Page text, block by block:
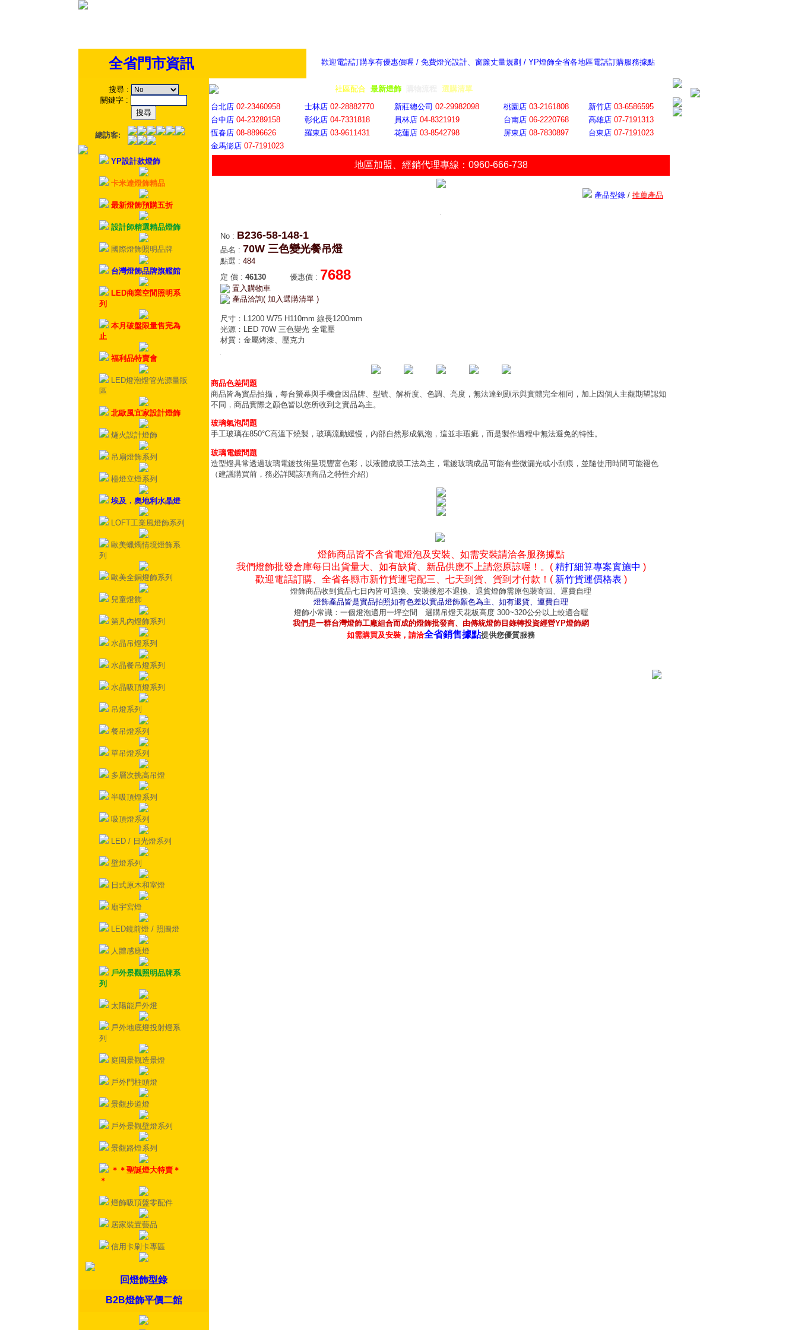
歡迎電話訂購享有優惠價喔 / 免費燈光設計、窗簾丈量規劃 / YP燈飾全省各地區電話訂購服務據點
全省門市資訊
搜尋 :
關鍵字 :
總訪客:
YP設計款燈飾
卡米達燈飾精品
最新燈飾預購五折
設計師精選精品燈飾
國際燈飾照明品牌
台灣燈飾品牌旗艦館
LED商業空間照明系
列
本月破盤限量售完為
止
福利品特賣會
LED燈泡燈管光源量販
區
北歐風宜家設計燈飾
燧火設計燈飾
吊扇燈飾系列
檯燈立燈系列
埃及．奧地利水晶燈
LOFT工業風燈飾系列
歐美蠟燭情境燈飾系
列
歐美全銅燈飾系列
兒童燈飾
第凡內燈飾系列
水晶吊燈系列
水晶餐吊燈系列
水晶吸頂燈系列
吊燈系列
餐吊燈系列
單吊燈系列
多層次挑高吊燈
半吸頂燈系列
吸頂燈系列
LED / 日光燈系列
壁燈系列
日式原木和室燈
廟宇宮燈
LED鏡前燈 / 照圖燈
人體感應燈
戶外景觀照明品牌系
列
太陽能戶外燈
戶外地底燈投射燈系
列
庭園景觀造景燈
戶外門柱頭燈
景觀步道燈
戶外景觀壁燈系列
景觀路燈系列
＊＊聖誕燈大特賣＊
＊
燈飾吸頂盤零配件
居家裝置藝品
信用卡刷卡專區
回燈飾型錄
B2B燈飾平價二館
社區配合 最新燈飾 選購清單
台北店 02-23460958 士林店 02-28882770 新莊總公司 02-29982098 桃園店 03-2161808 新竹店 03-6586595
台中店 04-23289158 彰化店 04-7331818 員林店 04-8321919 台南店 06-2220768 高雄店 07-7191313
恆春店 08-8896626 羅東店 03-9611431 花蓮店 03-8542798 屏東店 08-7830897 台東店 07-7191023
金馬澎店 07-7191023
地區加盟 經銷代理專線：0960-666-738
產品型錄 / 推薦產品
No : B236-58-148-1
品名 : 70W 三色變光餐吊燈
點選 : 484
定 價 : 46130 優惠價 : 7688
置入購物車
產品洽詢( 加入選購清單 )
尺寸：L1200 W75 H110mm 線長1200mm
光源：LED 70W 三色變光 全電壓
材質：金屬烤漆、壓克力
商品色差問題
商品皆為實品拍攝，每台螢幕與手機會因品牌、型號、解析度、色調、亮度，無法達到顯示與實體完全相同，加上因個人主觀期望認知
不同，商品實際之顏色皆以您所收到之實品為主。
玻璃氣泡問題
手工玻璃在850°C高溫下燒製，玻璃流動緩慢，內部自然形成氣泡，這並非瑕疵，而是製作過程中無法避免的特性。
玻璃電鍍問題
造型燈具常透過玻璃電鍍技術呈現豐富色彩，以液體成膜工法為主，電鍍玻璃成品可能有些微漏光或小刮痕，並隨使用時間可能褪色
（建議購買前，務必詳閱該項商品之特性介紹）
燈飾商品皆不含省電燈泡及安裝、如需安裝請洽各服務據點
我們燈飾批發倉庫每日出貨量大、如有缺貨、新品供應不上請您原諒喔！。( 精打細算專案實施中 )
歡迎電話訂購、全省各縣市新竹貨運宅配三、七天到貨、貨到才付款！( 新竹貨運價格表 )
燈飾商品收到貨品七日內皆可退換、安裝後恕不退換、退貨燈飾需原包裝寄回、運費自理
燈飾產品皆是實品拍照如有色差以實品燈飾顏色為主、如有退貨、運費自理
燈飾小常識：一個燈泡適用一坪空間 選購吊燈天花板高度 300~320公分以上較適合喔
我們是一群台灣燈飾工廠組合而成的燈飾批發商、由傳統燈飾目錄轉投資經營YP燈飾網
如需購買及安裝，請洽全省銷售據點提供您優質服務